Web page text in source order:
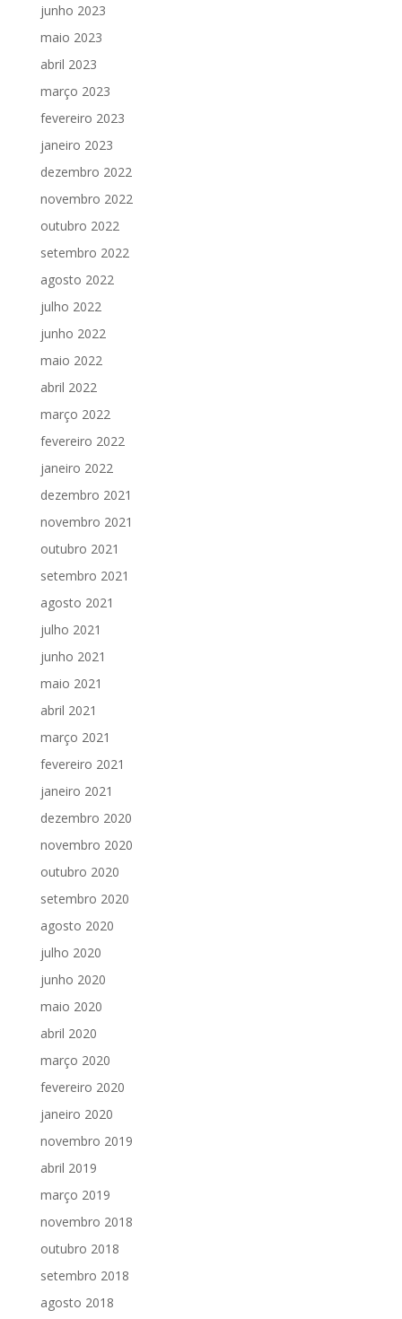
junho 2023
maio 2023
abril 2023
março 2023
fevereiro 2023
janeiro 2023
dezembro 2022
novembro 2022
outubro 2022
setembro 2022
agosto 2022
julho 2022
junho 2022
maio 2022
abril 2022
março 2022
fevereiro 2022
janeiro 2022
dezembro 2021
novembro 2021
outubro 2021
setembro 2021
agosto 2021
julho 2021
junho 2021
maio 2021
abril 2021
março 2021
fevereiro 2021
janeiro 2021
dezembro 2020
novembro 2020
outubro 2020
setembro 2020
agosto 2020
julho 2020
junho 2020
maio 2020
abril 2020
março 2020
fevereiro 2020
janeiro 2020
novembro 2019
abril 2019
março 2019
novembro 2018
outubro 2018
setembro 2018
agosto 2018